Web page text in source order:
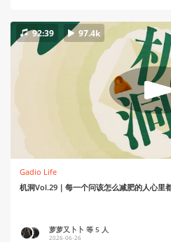
92:39 97.4k
Gadio Life
机洞Vol.29｜每一个问该怎么减肥的人心里
萝萝又卜卜 等 5 人
2026-06-26